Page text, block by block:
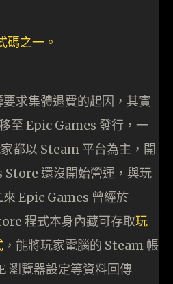
求集體退費的起因，其實
至 Epic Games 發行，一
都以 Steam 平台為主，開
Store 還沒開始營運，與玩
Epic Games 曾經於
程式本身內藏可存取玩
，能將玩家電腦的 Steam 帳
瀏覽器設定等資料回傳